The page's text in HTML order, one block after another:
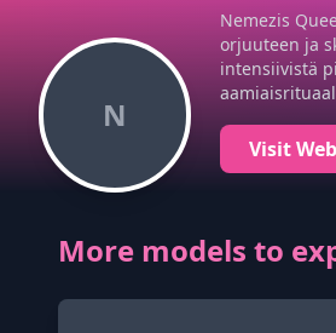
N
Nemezis
orjuuteen ja
intensiivistä
Visit
More models to